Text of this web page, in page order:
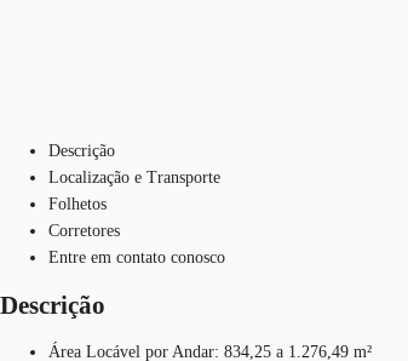
Descrição
Localização e Transporte
Folhetos
Corretores
Entre em contato conosco
Descrição
Área Locável por Andar: 834,25 a 1.276,49 m²